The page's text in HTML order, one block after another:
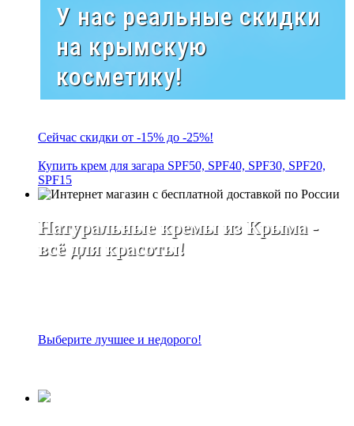
У нас реальные скидки
на крымскую
косметику!
Сейчас скидки от -15% до -25%!
Купить крем для загара SPF50, SPF40, SPF30, SPF20,
SPF15
Натуральные кремы из Крыма -
всё для красоты!
Выберите лучшее и недорого!